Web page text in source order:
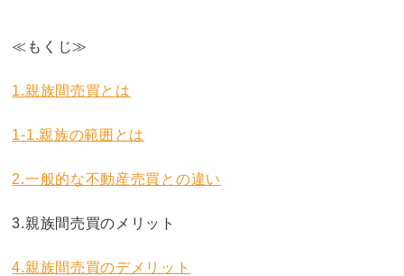
≪もくじ≫
1.親族間売買とは
1-1.親族の範囲とは
2.一般的な不動産売買との違い
3.親族間売買のメリット
4.親族間売買のデメリット